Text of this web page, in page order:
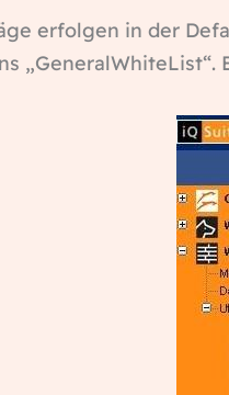
erfolgen in der